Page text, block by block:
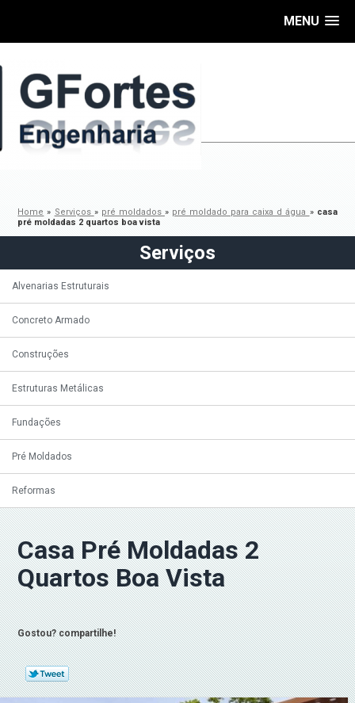
MENU
Home » Serviços » pré moldados » pré moldado para caixa d água » casa
pré moldadas 2 quartos boa vista
Serviços
Alvenarias Estruturais
Concreto Armado
Construções
Estruturas Metálicas
Fundações
Pré Moldados
Reformas
Casa Pré Moldadas 2
Quartos Boa Vista
Gostou? compartilhe!